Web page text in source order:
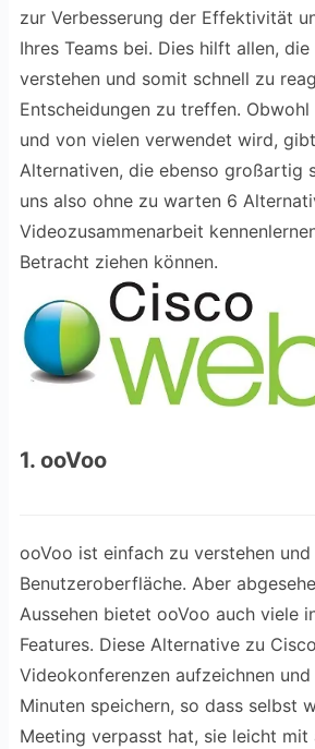
zur Verbesserung der Effektivität
Ihres Teams bei. Dies hilft allen,
verstehen und somit schnell zu
Entscheidungen zu treffen.
und von vielen verwendet wird,
Alternativen, die ebenso großartig
uns also ohne zu warten 6
Videozusammenarbeit
Betracht ziehen können.
1. ooVoo
ooVoo ist einfach zu verstehen
Benutzeroberfläche. Aber
Aussehen bietet ooVoo auch viele
Features. Diese Alternative zu
Videokonferenzen aufzeichnen
Minuten speichern, so dass selbst
Meeting verpasst hat, sie leicht mit